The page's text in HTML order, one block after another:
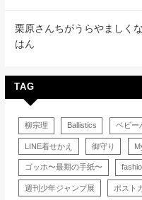
栗原さんちがうらやましく
はん
TAG
柳宗理 Ballistics ベビー
LINE着せかえ 御守り
ゴッホ〜最期の手紙〜
週刊少年ジャンプ展 ポスト